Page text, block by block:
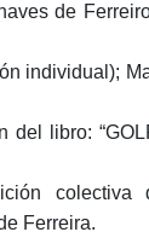
de
individual);
del libro:
colectiva
Ferreira.